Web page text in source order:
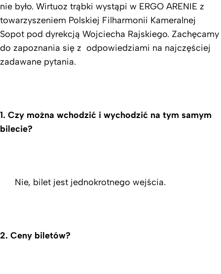
nie było. Wirtuoz trąbki wystąpi w ERGO ARENIE z
towarzyszeniem Polskiej Filharmonii Kameralnej
Sopot pod dyrekcją Wojciecha Rajskiego. Zachęcamy
do zapoznania się z odpowiedziami na najczęściej
zadawane pytania.
1. Czy można wchodzić i wychodzić na tym samym
bilecie?
Nie, bilet jest jednokrotnego wejścia.
2. Ceny biletów?